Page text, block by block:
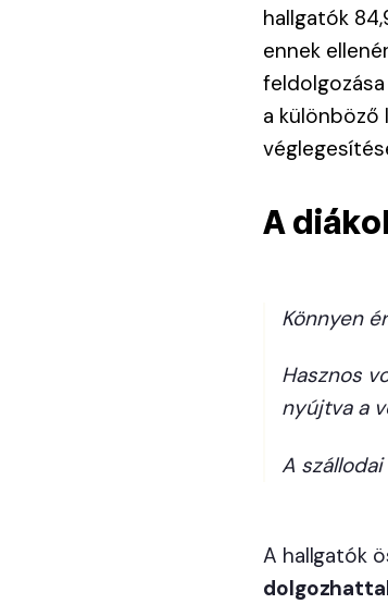
hallgatók
ennek
a
A
Könnyen
Hasznos
nyújtva a
A
A hallgatók